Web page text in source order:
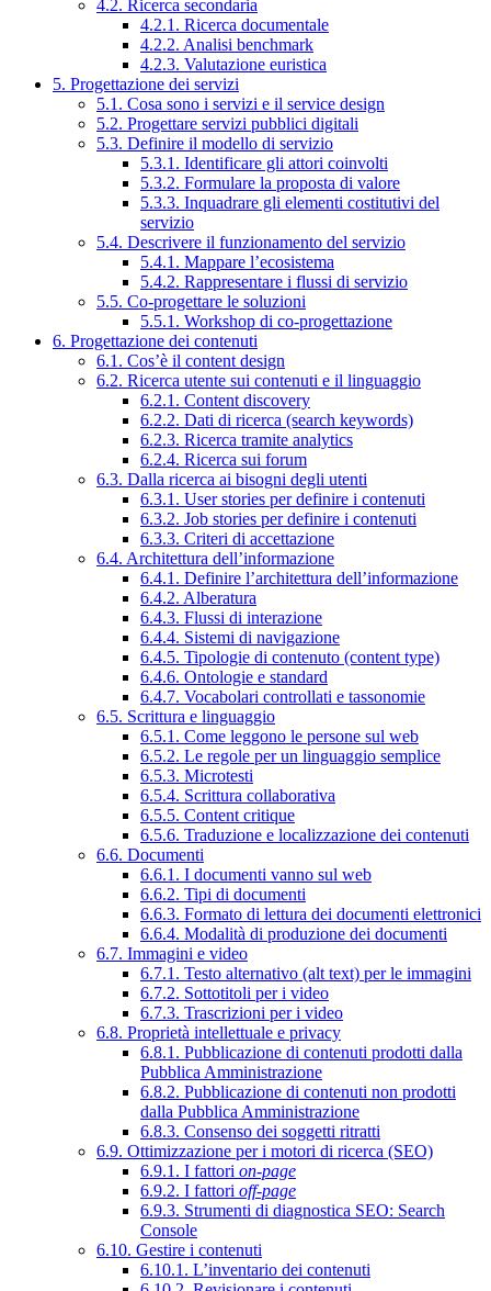
4.2. Ricerca secondaria
4.2.1. Ricerca documentale
4.2.2. Analisi benchmark
4.2.3. Valutazione euristica
5. Progettazione dei servizi
5.1. Cosa sono i servizi e il service design
5.2. Progettare servizi pubblici digitali
5.3. Definire il modello di servizio
5.3.1. Identificare gli attori coinvolti
5.3.2. Formulare la proposta di valore
5.3.3. Inquadrare gli elementi costitutivi del
servizio
5.4. Descrivere il funzionamento del servizio
5.4.1. Mappare l’ecosistema
5.4.2. Rappresentare i flussi di servizio
5.5. Co-progettare le soluzioni
5.5.1. Workshop di co-progettazione
6. Progettazione dei contenuti
6.1. Cos’è il content design
6.2. Ricerca utente sui contenuti e il linguaggio
6.2.1. Content discovery
6.2.2. Dati di ricerca (search keywords)
6.2.3. Ricerca tramite analytics
6.2.4. Ricerca sui forum
6.3. Dalla ricerca ai bisogni degli utenti
6.3.1. User stories per definire i contenuti
6.3.2. Job stories per definire i contenuti
6.3.3. Criteri di accettazione
6.4. Architettura dell’informazione
6.4.1. Definire l’architettura dell’informazione
6.4.2. Alberatura
6.4.3. Flussi di interazione
6.4.4. Sistemi di navigazione
6.4.5. Tipologie di contenuto (content type)
6.4.6. Ontologie e standard
6.4.7. Vocabolari controllati e tassonomie
6.5. Scrittura e linguaggio
6.5.1. Come leggono le persone sul web
6.5.2. Le regole per un linguaggio semplice
6.5.3. Microtesti
6.5.4. Scrittura collaborativa
6.5.5. Content critique
6.5.6. Traduzione e localizzazione dei contenuti
6.6. Documenti
6.6.1. I documenti vanno sul web
6.6.2. Tipi di documenti
6.6.3. Formato di lettura dei documenti elettronici
6.6.4. Modalità di produzione dei documenti
6.7. Immagini e video
6.7.1. Testo alternativo (alt text) per le immagini
6.7.2. Sottotitoli per i video
6.7.3. Trascrizioni per i video
6.8. Proprietà intellettuale e privacy
6.8.1. Pubblicazione di contenuti prodotti dalla
Pubblica Amministrazione
6.8.2. Pubblicazione di contenuti non prodotti
dalla Pubblica Amministrazione
6.8.3. Consenso dei soggetti ritratti
6.9. Ottimizzazione per i motori di ricerca (SEO)
6.9.1. I fattori on-page
6.9.2. I fattori off-page
6.9.3. Strumenti di diagnostica SEO: Search
Console
6.10. Gestire i contenuti
6.10.1. L’inventario dei contenuti